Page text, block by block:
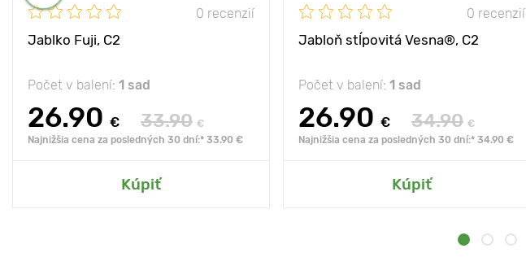
0 recenzií
Jablko Fuji, С2
Počet v balení: 1 sad
26.90 € 33.90 €
Najnižšia cena za posledných 30 dní:* 33.90 €
Kúpiť
0 recenzií
Jabloň stĺpovitá Vesna®, C2
Počet v balení: 1 sad
26.90 € 34.90 €
Najnižšia cena za posledných 30 dní:* 34.90 €
Kúpiť